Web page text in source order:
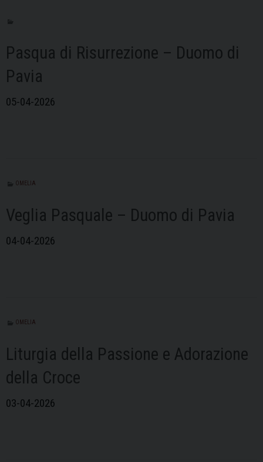
Pasqua di Risurrezione – Duomo di
Pavia
05-04-2026
OMELIA
Veglia Pasquale – Duomo di Pavia
04-04-2026
OMELIA
Liturgia della Passione e Adorazione
della Croce
03-04-2026